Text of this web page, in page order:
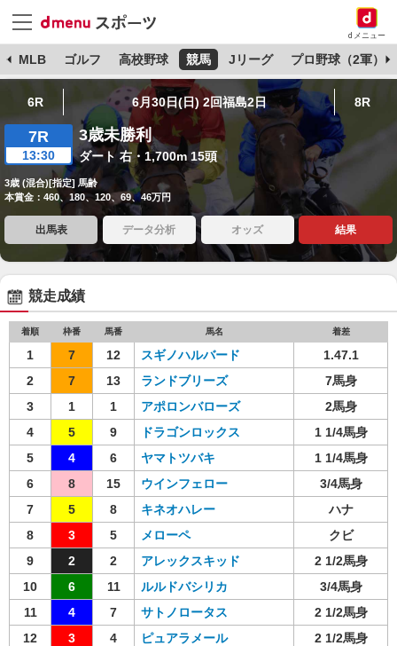
dメニュー
MLB ゴルフ 高校野球 競馬 Jリーグ プロ野球（2軍）
6R 6月30日(日) 2回福島2日 8R
7R
13:30
3歳未勝利
ダート 右・1,700m 15頭
3歳 (混合)[指定] 馬齢
本賞金：460、180、120、69、46万円
出馬表 データ分析 オッズ 結果
競走成績
着順 枠番 馬番 馬名 着差
1 7 12 スギノハルバード
1.47.1
2
7 13 ランドブリーズ
7馬身
3
1 1 アポロンバローズ
2馬身
4
5 9 ドラゴンロックス
1 1/4馬身
5
4 6 ヤマトツバキ
1 1/4馬身
6
8 15 ウインフェロー
3/4馬身
7
5 8 キネオハレー
ハナ
8
3 5 メローペ
クビ
9
2 2 アレックスキッド
2 1/2馬身
10
6 11 ルルドバシリカ
3/4馬身
11
4 7 サトノロータス
2 1/2馬身
12
3 4 ピュアラメール
2 1/2馬身